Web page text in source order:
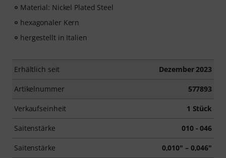
Material: Nickel Plated Steel
hexagonaler Kern
hergestellt in Italien
Erhältlich seit Dezember 2023
Artikelnummer 577893
Verkaufseinheit 1 Stück
Saitenstärke 010 - 046
Saitenstärke 0,010" – 0,046"